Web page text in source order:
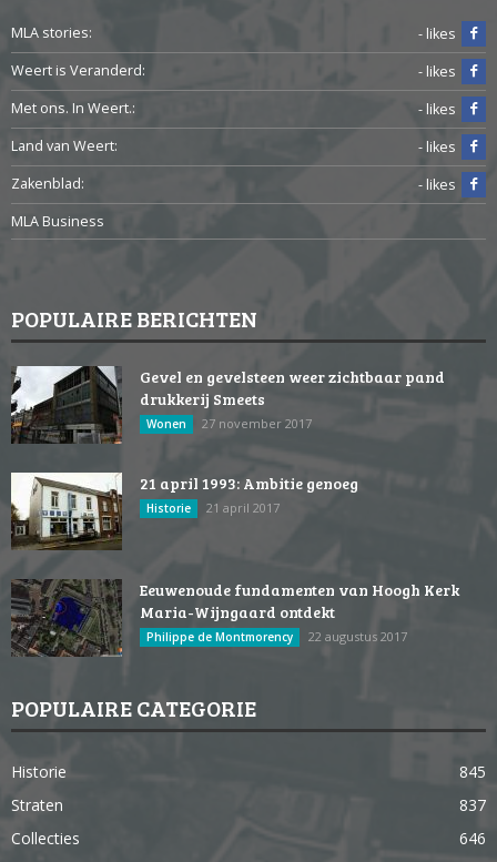
MLA stories:
- likes
Weert is Veranderd:
- likes
Met ons. In Weert.:
- likes
Land van Weert:
- likes
Zakenblad:
- likes
MLA Business
POPULAIRE BERICHTEN
Gevel en gevelsteen weer zichtbaar pand
drukkerij Smeets
Wonen 27 november 2017
21 april 1993: Ambitie genoeg
Historie 21 april 2017
Eeuwenoude fundamenten van Hoogh Kerk
Maria-Wijngaard ontdekt
Philippe de Montmorency 22 augustus 2017
POPULAIRE CATEGORIE
Historie
845
Straten
837
Collecties
646